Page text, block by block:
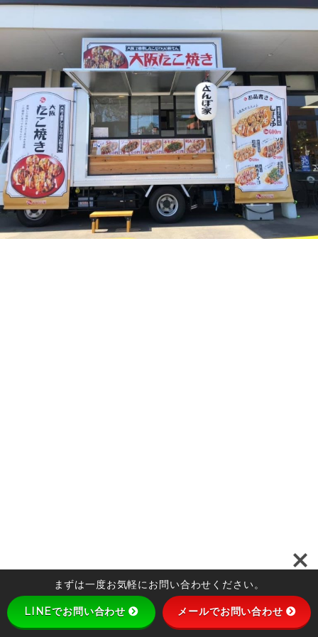
まずは一度お気軽にお問い合わせください。
LINEでお問い合わせ メールでお問い合わせ